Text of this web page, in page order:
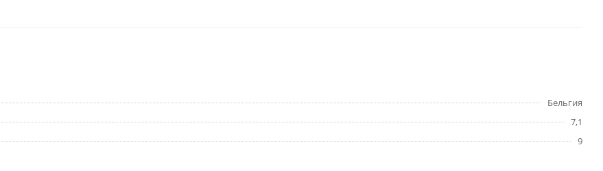
Бельгия
7,1
9